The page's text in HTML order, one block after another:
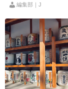
編集部｜J